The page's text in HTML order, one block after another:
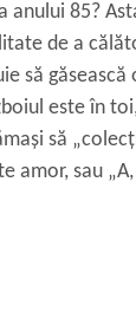
anului 85?
de a
să
este în
să
amor, sau